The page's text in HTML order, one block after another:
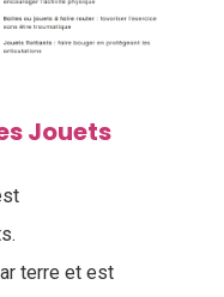
Jouets
terre et est